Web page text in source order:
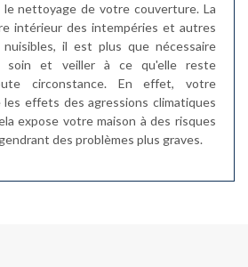
nettoyage de votre couverture. La
intérieur des intempéries et autres
il est plus que nécessaire
soin et veiller à ce qu'elle reste
circonstance. En effet, votre
effets des agressions climatiques
expose votre maison à des risques
des problèmes plus graves.